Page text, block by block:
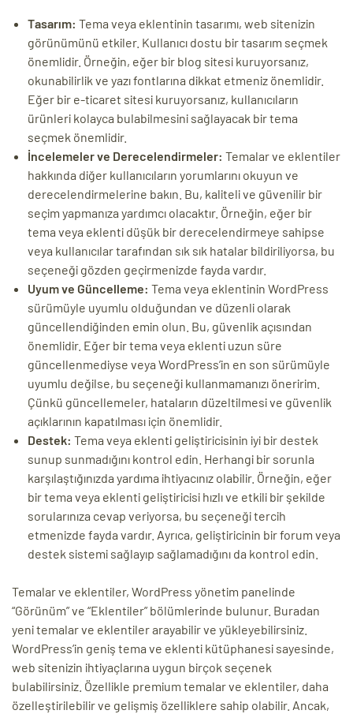
Tasarım: Tema veya eklentinin tasarımı, web sitenizin
görünümünü etkiler. Kullanıcı dostu bir tasarım seçmek
önemlidir. Örneğin, eğer bir blog sitesi kuruyorsanız,
okunabilirlik ve yazı fontlarına dikkat etmeniz önemlidir.
Eğer bir e-ticaret sitesi kuruyorsanız, kullanıcıların
ürünleri kolayca bulabilmesini sağlayacak bir tema
seçmek önemlidir.
İncelemeler ve Derecelendirmeler: Temalar ve eklentiler
hakkında diğer kullanıcıların yorumlarını okuyun ve
derecelendirmelerine bakın. Bu, kaliteli ve güvenilir bir
seçim yapmanıza yardımcı olacaktır. Örneğin, eğer bir
tema veya eklenti düşük bir derecelendirmeye sahipse
veya kullanıcılar tarafından sık sık hatalar bildiriliyorsa, bu
seçeneği gözden geçirmenizde fayda vardır.
Uyum ve Güncelleme: Tema veya eklentinin WordPress
sürümüyle uyumlu olduğundan ve düzenli olarak
güncellendiğinden emin olun. Bu, güvenlik açısından
önemlidir. Eğer bir tema veya eklenti uzun süre
güncellenmediyse veya WordPress’in en son sürümüyle
uyumlu değilse, bu seçeneği kullanmamanızı öneririm.
Çünkü güncellemeler, hataların düzeltilmesi ve güvenlik
açıklarının kapatılması için önemlidir.
Destek: Tema veya eklenti geliştiricisinin iyi bir destek
sunup sunmadığını kontrol edin. Herhangi bir sorunla
karşılaştığınızda yardıma ihtiyacınız olabilir. Örneğin, eğer
bir tema veya eklenti geliştiricisi hızlı ve etkili bir şekilde
sorularınıza cevap veriyorsa, bu seçeneği tercih
etmenizde fayda vardır. Ayrıca, geliştiricinin bir forum veya
destek sistemi sağlayıp sağlamadığını da kontrol edin.
Temalar ve eklentiler, WordPress yönetim panelinde
“Görünüm” ve “Eklentiler” bölümlerinde bulunur. Buradan
yeni temalar ve eklentiler arayabilir ve yükleyebilirsiniz.
WordPress’in geniş tema ve eklenti kütüphanesi sayesinde,
web sitenizin ihtiyaçlarına uygun birçok seçenek
bulabilirsiniz. Özellikle premium temalar ve eklentiler, daha
özelleştirilebilir ve gelişmiş özelliklere sahip olabilir. Ancak,